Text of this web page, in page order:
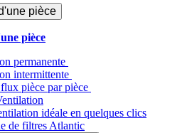
pièce
pièce
permanente
intermittente
pièce par pièce
idéale en quelques clics
de filtres Atlantic